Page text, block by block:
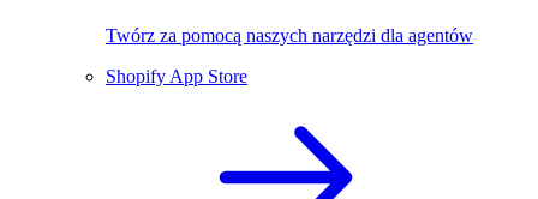
Twórz za pomocą naszych narzędzi dla agentów
Shopify App Store